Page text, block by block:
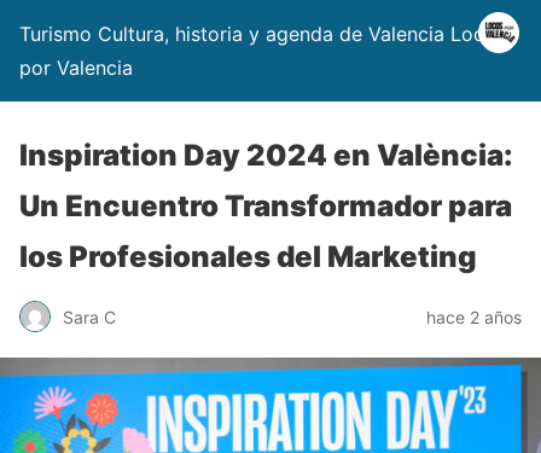
Turismo Cultura, historia y agenda de Valencia Locos
por Valencia
Inspiration Day 2024 en València:
Un Encuentro Transformador para
los Profesionales del Marketing
Sara C hace 2 años